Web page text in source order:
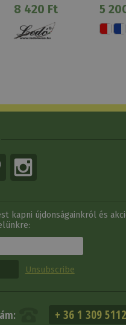
8 420 Ft 5
kapni újdonságainkról és
Unsubscribe
+ 36 1 309 5112